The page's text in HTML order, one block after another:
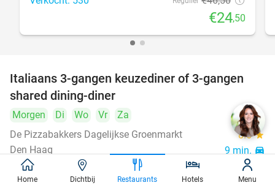
€24,50
50%
Italiaans 3-gangen keuzediner of 3-gangen
shared dining-diner
Morgen Di Wo Vr
Za
De Pizzabakkers Dagelijkse Groenmarkt
8.6star
Den Haag 9 min. directions_car
Verkocht: 760 Regulier ,95
Home Dichtbij Restaurants Hotels Menu